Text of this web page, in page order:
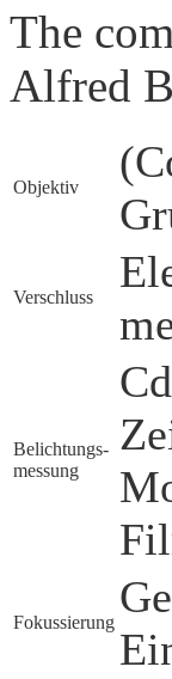
The
Alfred
Objektiv
Verschluss
Belichtungs­
messung
Fokussierung